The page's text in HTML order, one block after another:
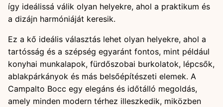
így ideálissá válik olyan helyekre, ahol a praktikum és
a dizájn harmóniáját keresik.
Ez a kő ideális választás lehet olyan helyekre, ahol a
tartósság és a szépség egyaránt fontos, mint például
konyhai munkalapok, fürdőszobai burkolatok, lépcsők,
ablakpárkányok és más belsőépítészeti elemek. A
Campalto Bocc egy elegáns és időtálló megoldás,
amely minden modern térhez illeszkedik, miközben